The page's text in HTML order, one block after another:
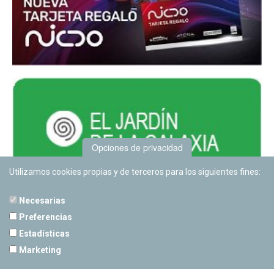
Opciones de privacidad
Utilizamos cookies propias y de terceros para los siguientes fines:
Necesarias
Preferencias
Estadísticas
Marketing